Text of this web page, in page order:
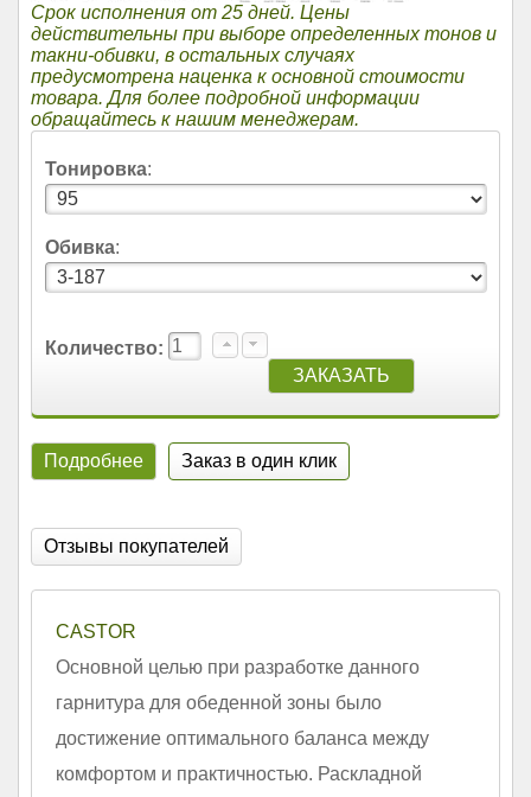
Срок исполнения от 25 дней. Цены
действительны при выборе определенных тонов и
такни-обивки, в остальных случаях
предусмотрена наценка к основной стоимости
товара. Для более подробной информации
обращайтесь к нашим менеджерам.
Тонировка:
Обивка:
Количество:
Подробнее Заказ в один клик
Отзывы покупателей
CASTOR
Основной целью при разработке данного
гарнитура для обеденной зоны было
достижение оптимального баланса между
комфортом и практичностью. Раскладной